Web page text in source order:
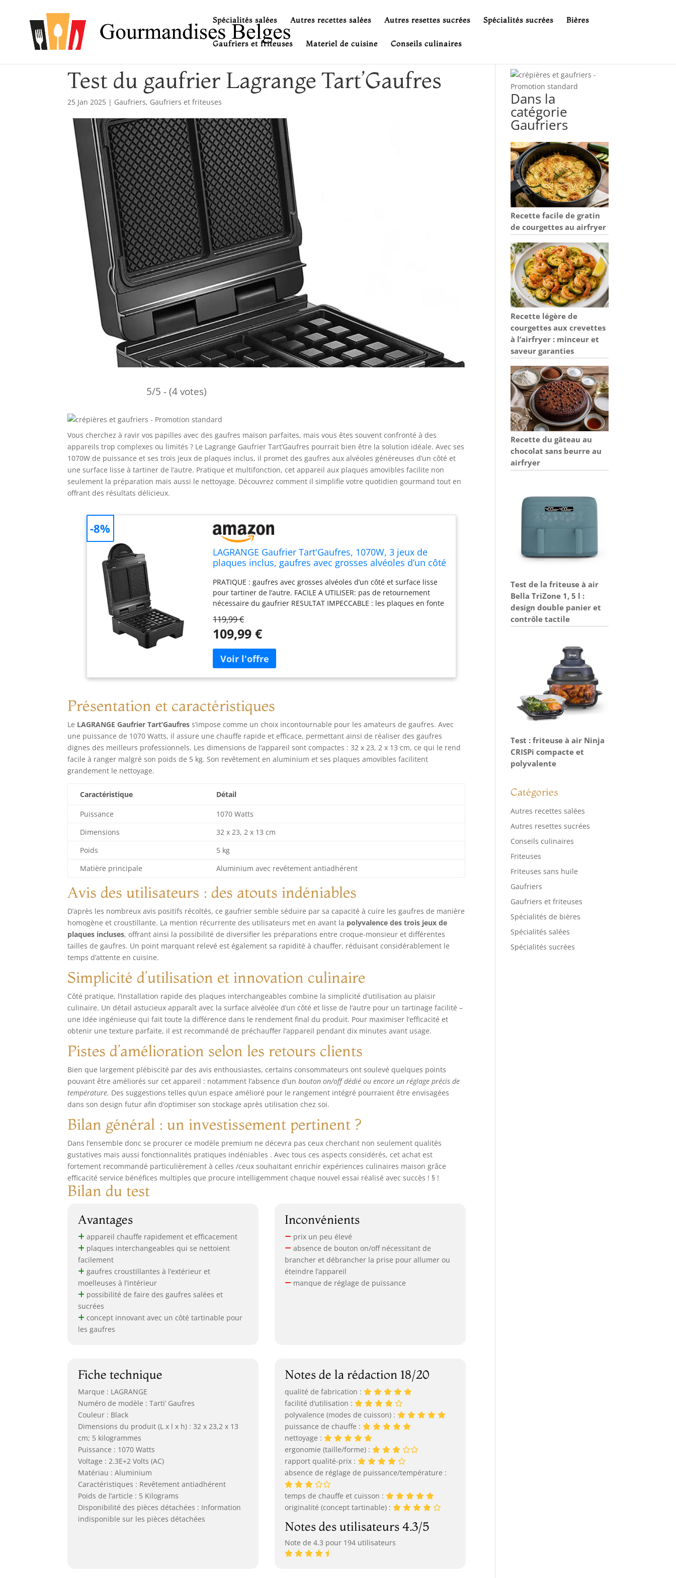
Spécialités salées Autres recettes salées Autres resettes sucrées Spécialités sucrées Bières
Gaufriers et friteuses Materiel de cuisine Conseils culinaires
Test du gaufrier Lagrange Tart’Gaufres
25 Jan 2025 | Gaufriers, Gaufriers et friteuses
5/5 - (4 votes)
Vous cherchez à ravir vos papilles avec des gaufres maison parfaites, mais vous êtes souvent confronté à des
appareils trop complexes ou limités ? Le Lagrange Gaufrier Tart’Gaufres pourrait bien être la solution idéale. Avec ses
1070W de puissance et ses trois jeux de plaques inclus, il promet des gaufres aux alvéoles généreuses d’un côté et
une surface lisse à tartiner de l’autre. Pratique et multifonction, cet appareil aux plaques amovibles facilite non
seulement la préparation mais aussi le nettoyage. Découvrez comment il simplifie votre quotidien gourmand tout en
offrant des résultats délicieux.
LAGRANGE Gaufrier Tart'Gaufres, 1070W, 3 jeux de
plaques inclus, gaufres avec grosses alvéoles d’un côté
amovibles, Multifonction, 029424
PRATIQUE : gaufres avec grosses alvéoles d’un côté et surface lisse
pour tartiner de l’autre. FACILE A UTILISER: pas de retournement
nécessaire du gaufrier RESULTAT IMPECCABLE : les plaques en fonte
répartition de la chaleur et de réaliser des gaufres parfaitement
formées, faciles à démouler. MULTIFONCTION : maxi gaufres
croque monsieur généreux pour de délicieux en-cas grâce aux jeux
de plaques inclus. Préparer des minis gaufres pour des cafés
gourmands ou des apéritifs dinatoires PRATIQUE : plaques
119,99 €
109,99 €
-8%
Présentation et caractéristiques
Le LAGRANGE Gaufrier Tart’Gaufres s’impose comme un choix incontournable pour les amateurs de gaufres. Avec
une puissance de 1070 Watts, il assure une chauffe rapide et efficace, permettant ainsi de réaliser des gaufres
dignes des meilleurs professionnels. Les dimensions de l’appareil sont compactes : 32 x 23, 2 x 13 cm, ce qui le rend
facile à ranger malgré son poids de 5 kg. Son revêtement en aluminium et ses plaques amovibles facilitent
grandement le nettoyage.
Caractéristique Détail
Puissance
1070 Watts
Dimensions
32 x 23, 2 x 13 cm
Poids
5 kg
Matière principale
Aluminium avec revêtement antiadhérent
Avis des utilisateurs : des atouts indéniables
D’après les nombreux avis positifs récoltés, ce gaufrier semble séduire par sa capacité à cuire les gaufres de manière
homogène et croustillante. La mention récurrente des utilisateurs met en avant la polyvalence des trois jeux de
plaques incluses, offrant ainsi la possibilité de diversifier les préparations entre croque-monsieur et différentes
tailles de gaufres. Un point marquant relevé est également sa rapidité à chauffer, réduisant considérablement le
temps d’attente en cuisine.
Simplicité d’utilisation et innovation culinaire
Côté pratique, l’installation rapide des plaques interchangeables combine la simplicité d’utilisation au plaisir
culinaire. Un détail astucieux apparaît avec la surface alvéolée d’un côté et lisse de l’autre pour un tartinage facilité –
une idée ingénieuse qui fait toute la différence dans le rendement final du produit. Pour maximiser l’efficacité et
obtenir une texture parfaite, il est recommandé de préchauffer l’appareil pendant dix minutes avant usage.
Pistes d’amélioration selon les retours clients
Bien que largement plébiscité par des avis enthousiastes, certains consommateurs ont soulevé quelques points
pouvant être améliorés sur cet appareil : notamment l’absence d’unbouton on/off dédié ou encore un réglage précis de
température. Des suggestions telles qu’un espace amélioré pour le rangement intégré pourraient être envisagées
dans son design futur afin d’optimiser son stockage après utilisation chez soi.
Bilan général : un investissement pertinent ?
Dans l’ensemble donc se procurer ce modèle premium ne décevra pas ceux cherchant non seulement qualités
gustatives mais aussi fonctionnalités pratiques indéniables . Avec tous ces aspects considérés, cet achat est
fortement recommandé particulièrement à celles /ceux souhaitant enrichir expériences culinaires maison grâce
efficacité service bénéfices multiples que procure intelligemment chaque nouvel essai réalisé avec succès ! § !
Bilan du test
Avantages
appareil chauffe rapidement et efficacement
plaques interchangeables qui se nettoient
facilement
gaufres croustillantes à l’extérieur et
moelleuses à l’intérieur
possibilité de faire des gaufres salées et
sucrées
concept innovant avec un côté tartinable pour
les gaufres
Inconvénients
prix un peu élevé
absence de bouton on/off nécessitant de
brancher et débrancher la prise pour allumer ou
éteindre l’appareil
manque de réglage de puissance
Fiche technique
Marque : LAGRANGE
Numéro de modèle : Tarti’ Gaufres
Couleur : Black
Dimensions du produit (L x l x h) : 32 x 23,2 x 13
cm; 5 kilogrammes
Puissance : 1070 Watts
Voltage : 2.3E+2 Volts (AC)
Matériau : Aluminium
Caractéristiques : Revêtement antiadhérent
Poids de l’article : 5 Kilograms
Disponibilité des pièces détachées : Information
indisponible sur les pièces détachées
Notes de la rédaction 18/20
qualité de fabrication :
facilité d’utilisation :
polyvalence (modes de cuisson) :
puissance de chauffe :
nettoyage :
ergonomie (taille/forme) :
rapport qualité-prix :
absence de réglage de puissance/température :
temps de chauffe et cuisson :
originalité (concept tartinable) :
Notes des utilisateurs 4.3/5
Note de 4.3 pour 194 utilisateurs
Dans la
catégorie
Gaufriers
Recette facile de gratin
de courgettes au airfryer
Recette légère de
courgettes aux crevettes
à l’airfryer : minceur et
saveur garanties
Recette du gâteau au
chocolat sans beurre au
airfryer
Test de la friteuse à air
Bella TriZone 1, 5 l :
design double panier et
contrôle tactile
Test : friteuse à air Ninja
CRISPi compacte et
polyvalente
Catégories
Autres recettes salées
Autres resettes sucrées
Conseils culinaires
Friteuses
Friteuses sans huile
Gaufriers
Gaufriers et friteuses
Spécialités de bières
Spécialités salées
Spécialités sucrées